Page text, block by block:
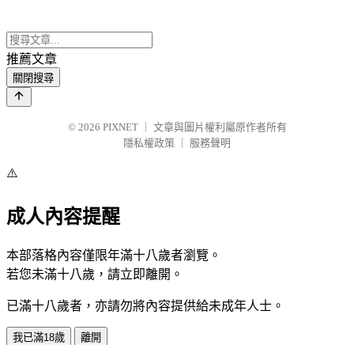
推薦文章
關閉搜尋
© 2026 PIXNET
文章與圖片權利屬原作者所有
隱私權政策
服務聲明
⚠️
成人內容提醒
本部落格內容僅限年滿十八歲者瀏覽。
若您未滿十八歲，請立即離開。
已滿十八歲者，亦請勿將內容提供給未成年人士。
我已滿18歲 離開